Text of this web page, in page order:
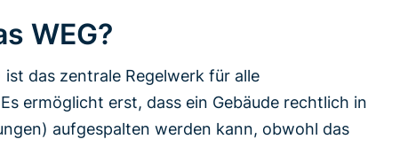
WEG?
das zentrale Regelwerk für alle
ermöglicht erst, dass ein Gebäude rechtlich in
aufgespalten werden kann, obwohl das